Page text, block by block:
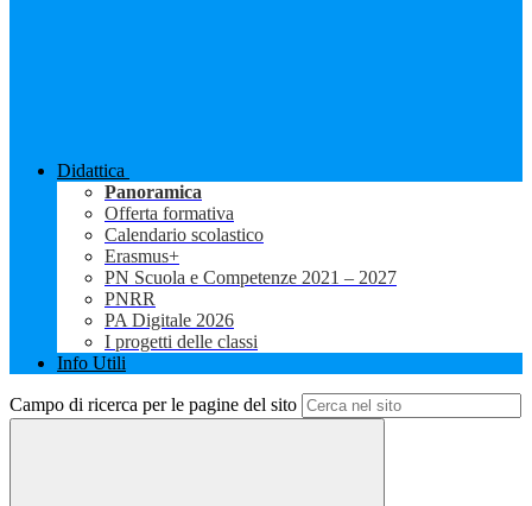
Didattica
Panoramica
Offerta formativa
Calendario scolastico
Erasmus+
PN Scuola e Competenze 2021 – 2027
PNRR
PA Digitale 2026
I progetti delle classi
Info Utili
Campo di ricerca per le pagine del sito